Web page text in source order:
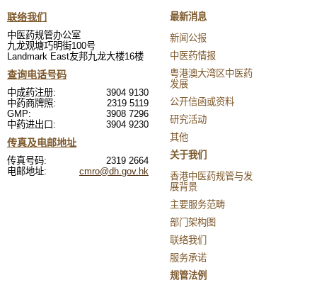
联络我们
中医药规管办公室
九龙观塘巧明街100号
Landmark East友邦九龙大楼16楼
查询电话号码
中成药注册:
3904 9130
中药商牌照:
2319 5119
GMP:
3908 7296
中药进出口:
3904 9230
传真及电邮地址
传真号码:
2319 2664
电邮地址:
cmro@dh.gov.hk
最新消息
新闻公报
中医药情报
粤港澳大湾区中医药
发展
公开信函或资料
研究活动
其他
关于我们
香港中医药规管与发
展背景
主要服务范畴
部门架构图
联络我们
服务承诺
规管法例